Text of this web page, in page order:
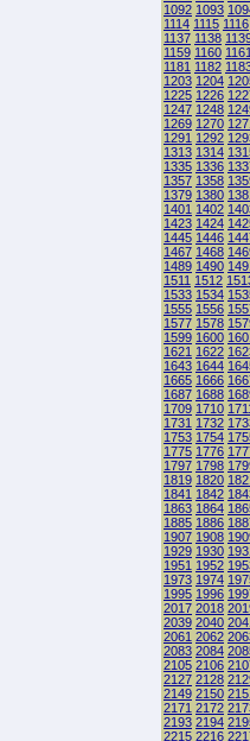
1092 1093
1114 1115 1116
1137 1138
1159 1160 1161
1181 1182
1203 1204
1225 1226
1247 1248
1269 1270
1291 1292
1313 1314
1335 1336
1357 1358
1379 1380
1401 1402
1423 1424
1445 1446
1467 1468
1489 1490
1511 1512
1533 1534
1555 1556
1577 1578
1599 1600
1621 1622
1643 1644
1665 1666
1687 1688
1709 1710
1731 1732
1753 1754
1775 1776
1797 1798
1819 1820
1841 1842
1863 1864
1885 1886
1907 1908
1929 1930
1951 1952
1973 1974
1995 1996
2017 2018
2039 2040
2061 2062
2083 2084
2105 2106
2127 2128
2149 2150
2171 2172
2193 2194
2215 2216